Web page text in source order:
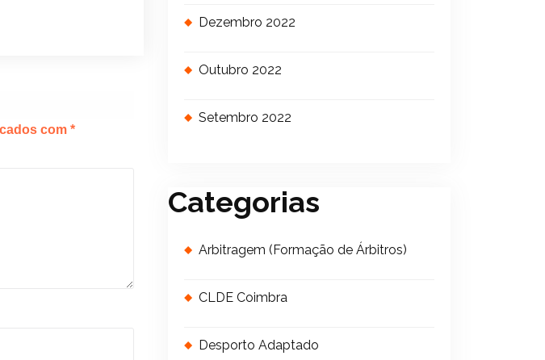
com *
Dezembro 2022
Outubro 2022
Setembro 2022
Categorias
Arbitragem (Formação de Árbitros)
CLDE Coimbra
Desporto Adaptado